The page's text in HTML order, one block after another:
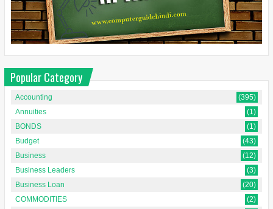
Popular Category
Accounting
(395)
Annuities
(1)
BONDS
(1)
Budget
(43)
Business
(12)
Business Leaders
(3)
Business Loan
(20)
COMMODITIES
(2)